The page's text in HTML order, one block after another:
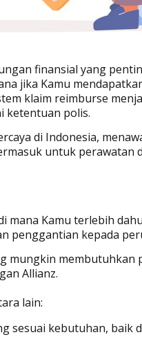
finansial yang
jika Kamu
klaim reimburse
ketentuan polis.
di Indonesia,
untuk perawatan
mana Kamu terlebih
penggantian kepada
mungkin membutuhkan
Allianz.
lain:
sesuai kebutuhan, baik